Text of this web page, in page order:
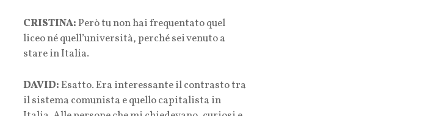
CRISTINA:Però tu non hai frequentato quel
liceo né quell’università, perché sei venuto a
stare in Italia.
DAVID:Esatto. Era interessante il contrasto tra
il sistema comunista e quello capitalista in